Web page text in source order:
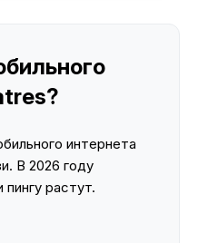
интернета
В 2026 году
растут.